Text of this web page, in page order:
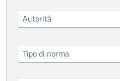
Autorità
Tipo di norma